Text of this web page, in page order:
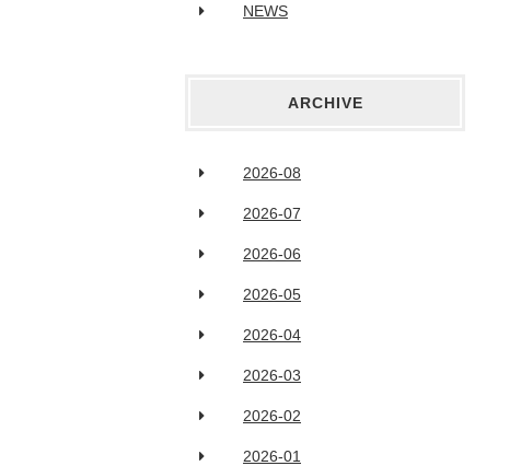
NEWS
ARCHIVE
2026-08
2026-07
2026-06
2026-05
2026-04
2026-03
2026-02
2026-01